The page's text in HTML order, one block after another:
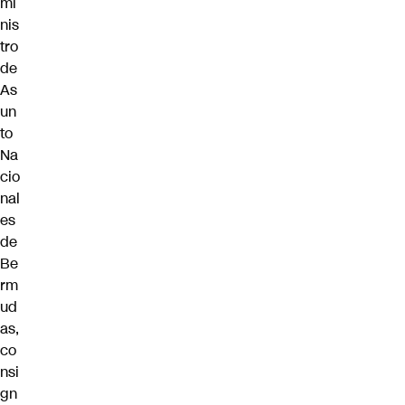
nis
tro
de
As
un
to
Na
cio
nal
es
de
Be
rm
ud
as,
co
nsi
gn